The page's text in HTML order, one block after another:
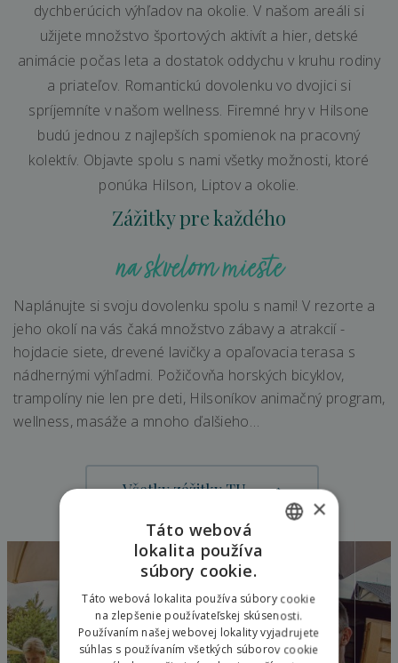
dychberúcich výhľadov na okolie. V našom areáli si
užijete množstvo športových aktivít a hier, detské
animácie počas leta a dostatok oddychu v kruhu rodiny
a priateľov. Romantickú dovolenku vo dvojici si
spríjemníte v našom wellness. Firemné hry v Hilsone
budú jednou z najlepších spomienok na pracovný
kolektív. Objavte spolu s nami všetky možnosti, ktoré
ponúka Hilson, Liptov a okolie.
Zážitky pre každého
na skvelom mieste
Mini ZOO
Naplánujte si svoju dovolenku spolu s nami! V rezorte a
jeho okolí na vás čaká množstvo zábavy a atrakcií -
hojdacie siete, drevené lavičky a opaľovacia terasa s
nádhernými výhľadmi. Požičovňa horských bicyklov,
trampolíny nie len pre deti, Hilsoníkov animačný program,
wellness, masáže a mnoho ďalšieho…
Všetky zážitky TU
POLISH
×
Táto webová
lokalita používa
súbory cookie.
Táto webová lokalita používa súbory cookie
na zlepšenie používateľskej skúsenosti.
Používaním našej webovej lokality vyjadrujete
súhlas s používaním všetkých súborov cookie